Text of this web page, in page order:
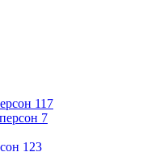
117
7
123